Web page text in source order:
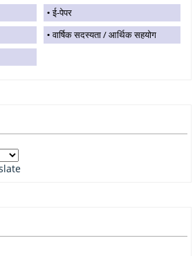
ई-पेपर
वार्षिक सदस्यता / आर्थिक सहयोग